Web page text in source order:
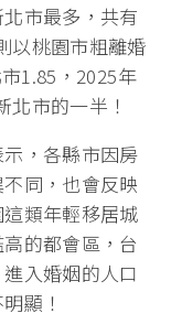
市最多，共有
以桃園市粗離婚
1.85，2025年
市的一半！
，各縣市因房
同，也會反映
類年輕移居城
的都會區，台
入婚姻的人口
顯！